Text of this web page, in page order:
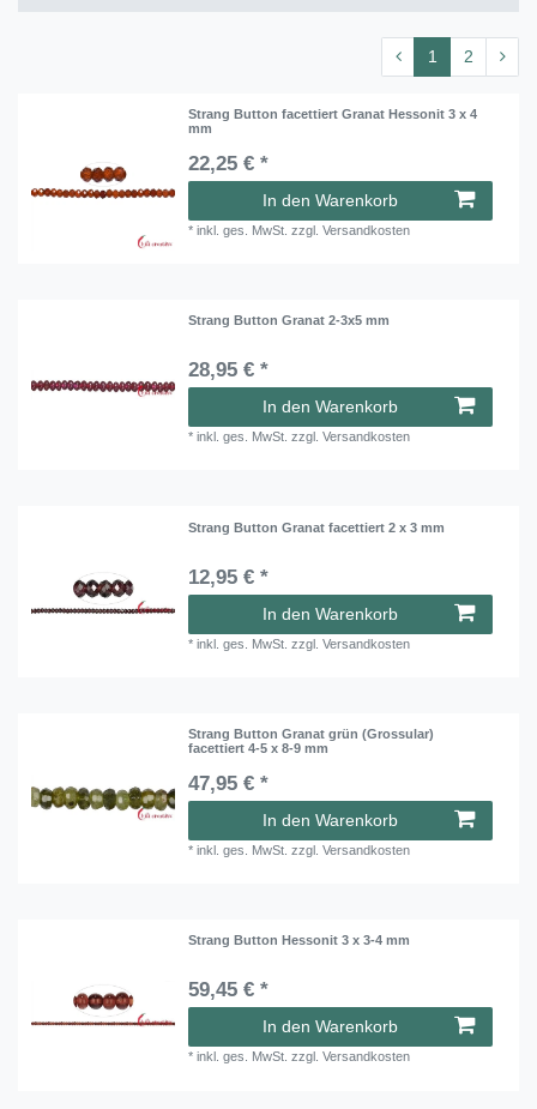
1 2
Strang Button facettiert Granat Hessonit 3 x 4
mm
22,25 € *
In den Warenkorb
*inkl. ges. MwSt. zzgl.Versandkosten
Strang Button Granat 2-3x5 mm
28,95 € *
In den Warenkorb
*inkl. ges. MwSt. zzgl.Versandkosten
Strang Button Granat facettiert 2 x 3 mm
12,95 € *
In den Warenkorb
*inkl. ges. MwSt. zzgl.Versandkosten
Strang Button Granat grün (Grossular)
facettiert 4-5 x 8-9 mm
47,95 € *
In den Warenkorb
*inkl. ges. MwSt. zzgl.Versandkosten
Strang Button Hessonit 3 x 3-4 mm
59,45 € *
In den Warenkorb
*inkl. ges. MwSt. zzgl.Versandkosten